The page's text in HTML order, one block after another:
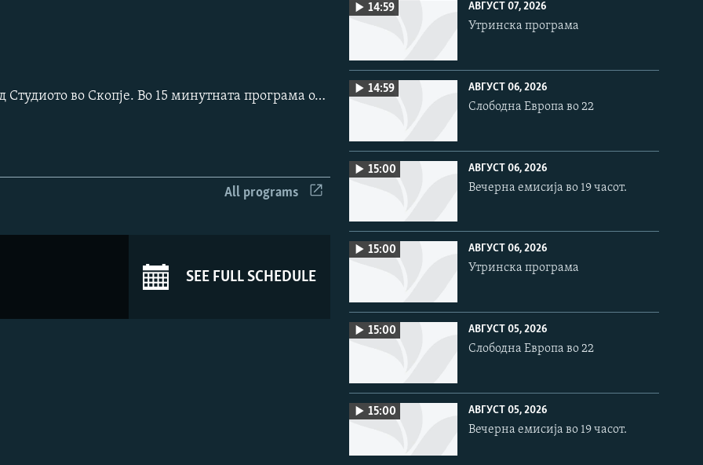
Утринска програма на Радио Слободна Европа од Студиото во Скопје. Во 15 минутната програма од понеделник до петок можете да слушате вести и прилози од земјата, регионот и светот. Во голем дел емисијата е посветена на локални настани, случувања и приказни од секојдневниот живот на граѓаните во Македонија.
All programs
SEE FULL SCHEDULE
14:59 АВГУСТ 07, 2026
Утринска програма
14:59 АВГУСТ 06, 2026
Слободна Европа во 22
15:00 АВГУСТ 06, 2026
Вечерна емисија во 19 часот.
15:00 АВГУСТ 06, 2026
Утринска програма
15:00 АВГУСТ 05, 2026
Слободна Европа во 22
15:00 АВГУСТ 05, 2026
Вечерна емисија во 19 часот.